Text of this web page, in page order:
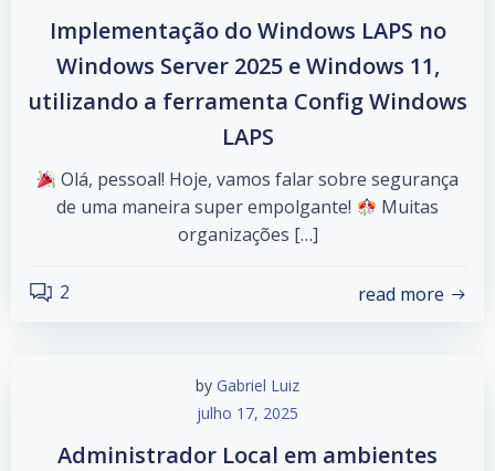
Implementação do Windows LAPS no
Windows Server 2025 e Windows 11,
utilizando a ferramenta Config Windows
LAPS
Olá, pessoal! Hoje, vamos falar sobre segurança
de uma maneira super empolgante!
Muitas
organizações […]
2 read more
by Gabriel Luiz
julho 17, 2025
Administrador Local em ambientes